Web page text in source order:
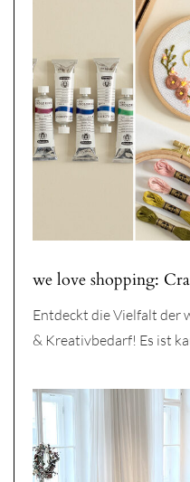
we love shopping:
Entdeckt die Vielfalt der
& Kreativbedarf! Es ist